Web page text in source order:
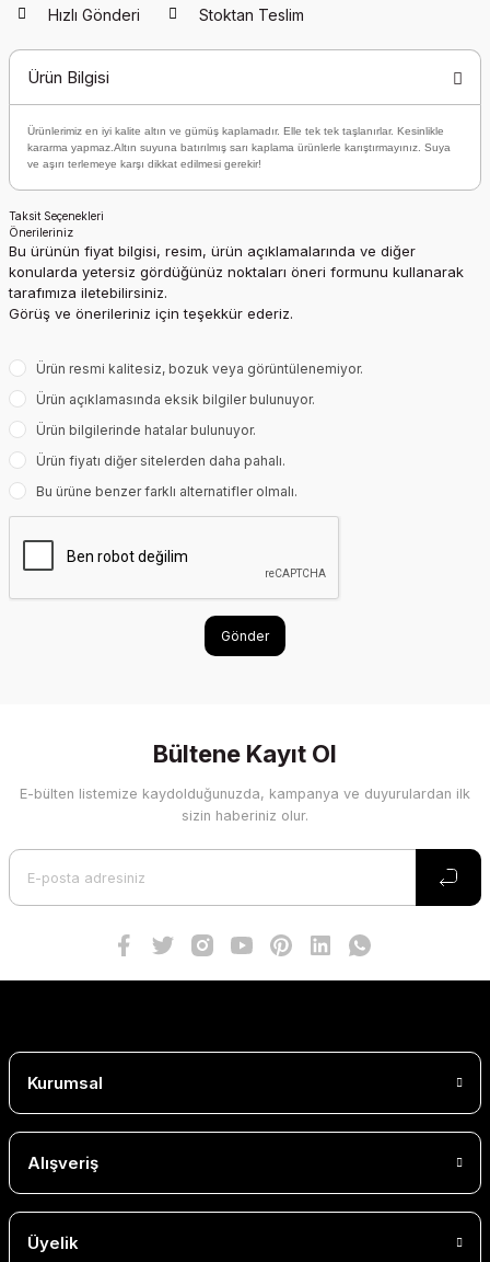
Hızlı Gönderi Stoktan Teslim
Ürün Bilgisi
Ürünlerimiz en iyi kalite altın ve gümüş kaplamadır. Elle tek tek taşlanırlar. Kesinlikle
kararma yapmaz.Altın suyuna batırılmış sarı kaplama ürünlerle karıştırmayınız. Suya
ve aşırı terlemeye karşı dikkat edilmesi gerekir!
Taksit Seçenekleri
Önerileriniz
Bu ürünün fiyat bilgisi, resim, ürün açıklamalarında ve diğer
konularda yetersiz gördüğünüz noktaları öneri formunu kullanarak
tarafımıza iletebilirsiniz.
Görüş ve önerileriniz için teşekkür ederiz.
Ürün resmi kalitesiz, bozuk veya görüntülenemiyor.
Ürün açıklamasında eksik bilgiler bulunuyor.
Ürün bilgilerinde hatalar bulunuyor.
Ürün fiyatı diğer sitelerden daha pahalı.
Bu ürüne benzer farklı alternatifler olmalı.
Gönder
Bültene Kayıt Ol
E-bülten listemize kaydolduğunuzda, kampanya ve duyurulardan ilk
sizin haberiniz olur.
Kurumsal
Alışveriş
Üyelik